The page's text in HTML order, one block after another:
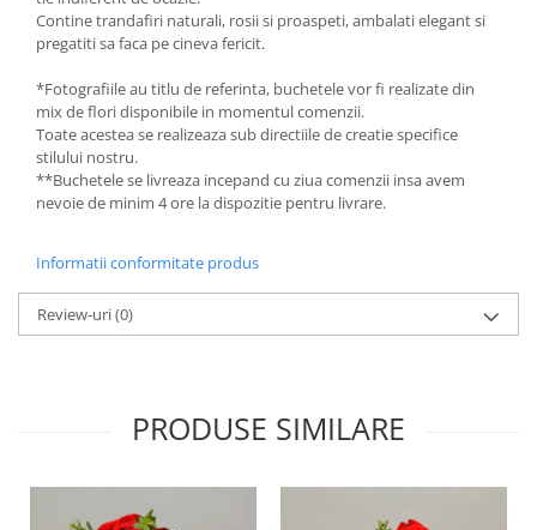
Contine trandafiri naturali, rosii si proaspeti, ambalati elegant si
pregatiti sa faca pe cineva fericit.
*Fotografiile au titlu de referinta, buchetele vor fi realizate din
mix de flori disponibile in momentul comenzii.
Toate acestea se realizeaza sub directiile de creatie specifice
stilului nostru.
**Buchetele se livreaza incepand cu ziua comenzii insa avem
nevoie de minim 4 ore la dispozitie pentru livrare.
Informatii conformitate produs
Review-uri(0)
PRODUSE SIMILARE